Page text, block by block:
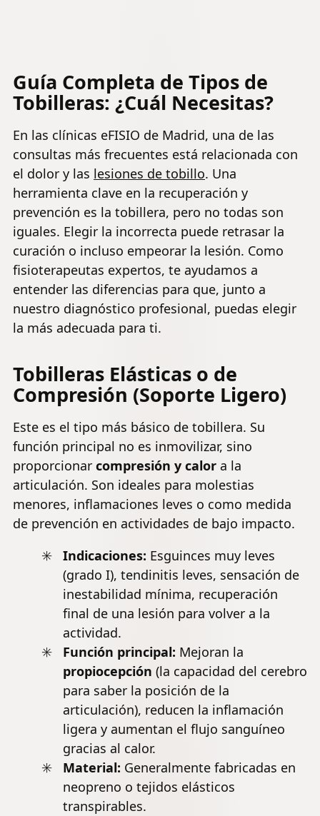
de Escritorio
(Negro)
Guía Completa de Tipos de
Tobilleras: ¿Cuál Necesitas?
En las clínicas eFISIO de Madrid, una de las
consultas más frecuentes está relacionada con
el dolor y las lesiones de tobillo. Una
herramienta clave en la recuperación y
prevención es la tobillera, pero no todas son
iguales. Elegir la incorrecta puede retrasar la
curación o incluso empeorar la lesión. Como
fisioterapeutas expertos, te ayudamos a
entender las diferencias para que, junto a
nuestro diagnóstico profesional, puedas elegir
la más adecuada para ti.
Tobilleras Elásticas o de
Compresión (Soporte Ligero)
Este es el tipo más básico de tobillera. Su
función principal no es inmovilizar, sino
proporcionar compresión y calor a la
articulación. Son ideales para molestias
menores, inflamaciones leves o como medida
de prevención en actividades de bajo impacto.
Indicaciones: Esguinces muy leves
(grado I), tendinitis leves, sensación de
inestabilidad mínima, recuperación
final de una lesión para volver a la
actividad.
Función principal: Mejoran la
propiocepción (la capacidad del cerebro
para saber la posición de la
articulación), reducen la inflamación
ligera y aumentan el flujo sanguíneo
gracias al calor.
Material: Generalmente fabricadas en
neopreno o tejidos elásticos
transpirables.